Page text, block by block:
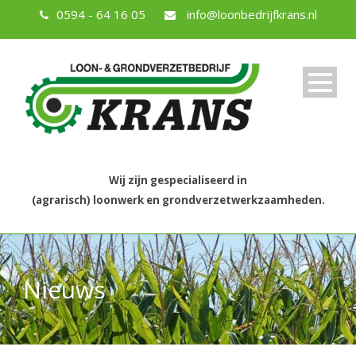
0594 - 64 16 05 info@loonbedrijfkrans.nl
Wij zijn gespecialiseerd in
(agrarisch) loonwerk en grondverzetwerkzaamheden.
Nieuws